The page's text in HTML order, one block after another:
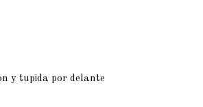
y tupida por delante